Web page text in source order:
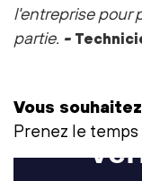
l'entreprise pour
partie. -
Vous
Prenez le